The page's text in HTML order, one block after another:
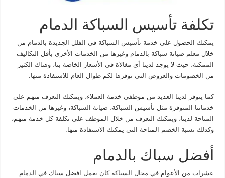
تكلفة تأسيس السباكة الدمام
يمكنك الحصول على خدمة تأسيس السباكة في الفلل الجديدة بالدمام من
خلال معلم صيانة سباكة بالدمام وغيرها من الخدمات الأخرى بأقل التكاليف
الممكنة، حيث لا يوجد لدينا أي مغالاة في الأسعار الخاصة بنا، وهناك الكثير
من الخصومات والعروض التي نوفرها لكم طوال العام للاستفادة منها.
كما يتوفر لدينا العديد من موظفي خدمة العملاء، ويمكنك التعرف منهم على
خدماتنا المتوفرة مثل تأسيس السباكة، صيانة السباكة، وغيرها من الخدمات
المتاحة لدينا، ويمكنك التعرف من خلال الموظف على تكلفة كل خدمة منهم،
وكذلك نسبة الخصم المتاحة التي يمكنك الاستفادة منها.
أفضل سباك بالدمام
عشرات من الأعوام في مجال السباكة كان يعمل افضل سباك في الدمام